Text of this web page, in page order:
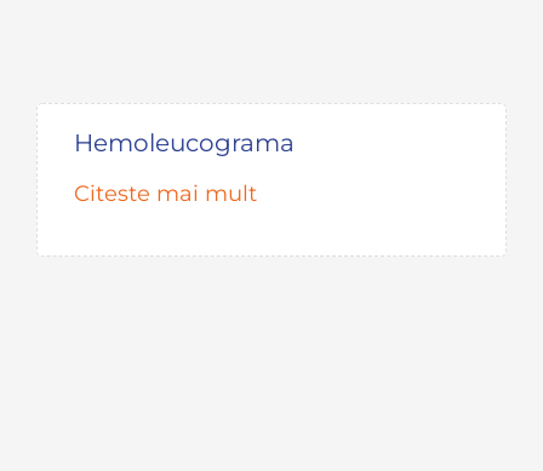
Hemoleucograma
Citeste mai mult